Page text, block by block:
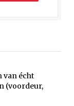
van écht
(voordeur,